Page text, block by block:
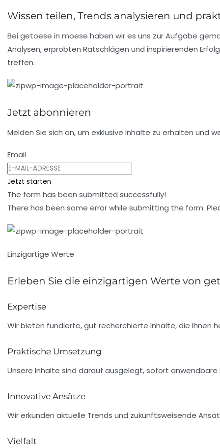
Wissen teilen, Trends analysieren und
Bei getoese in moese haben wir es uns zur Aufgabe
Analysen, erprobten Ratschlägen und inspirierenden
treffen.
Jetzt abonnieren
Melden Sie sich an, um exklusive Inhalte zu erhalten und
Email
Jetzt starten
The form has been submitted successfully!
There has been some error while submitting the form.
Einzigartige Werte
Erleben Sie die einzigartigen Werte von
Expertise
Wir bieten fundierte, gut recherchierte Inhalte, die Ihnen
Praktische Umsetzung
Unsere Inhalte sind darauf ausgelegt, sofort
Innovative Ansätze
Wir erkunden aktuelle Trends und zukunftsweisende
Vielfalt